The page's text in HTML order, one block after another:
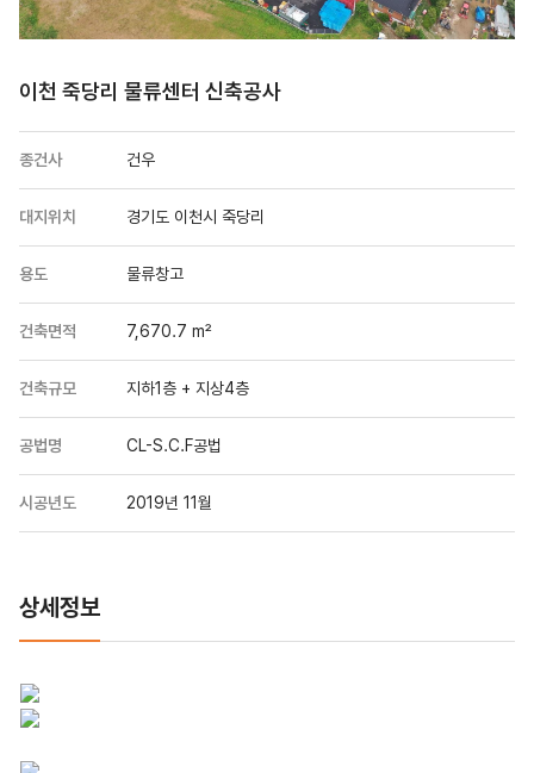
이천 죽당리 물류센터 신축공사
종건사 건우
대지위치 경기도 이천시 죽당리
용도 물류창고
건축면적 7,670.7 m²
건축규모 지하1층 + 지상4층
공법명 CL-S.C.F공법
시공년도 2019년 11월
상세정보